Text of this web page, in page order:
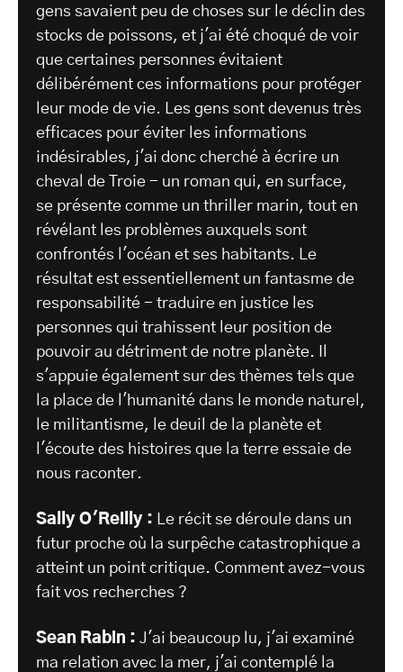
gens savaient peu de choses sur le déclin des
stocks de poissons, et j'ai été choqué de voir
que certaines personnes évitaient
délibérément ces informations pour protéger
leur mode de vie. Les gens sont devenus très
efficaces pour éviter les informations
indésirables, j'ai donc cherché à écrire un
cheval de Troie - un roman qui, en surface,
se présente comme un thriller marin, tout en
révélant les problèmes auxquels sont
confrontés l'océan et ses habitants. Le
résultat est essentiellement un fantasme de
responsabilité - traduire en justice les
personnes qui trahissent leur position de
pouvoir au détriment de notre planète. Il
s'appuie également sur des thèmes tels que
la place de l'humanité dans le monde naturel,
le militantisme, le deuil de la planète et
l'écoute des histoires que la terre essaie de
nous raconter.
Sally O'Reilly : Le récit se déroule dans un
futur proche où la surpêche catastrophique a
atteint un point critique. Comment avez-vous
fait vos recherches ?
Sean Rabin : J'ai beaucoup lu, j'ai examiné
ma relation avec la mer, j'ai contemplé la